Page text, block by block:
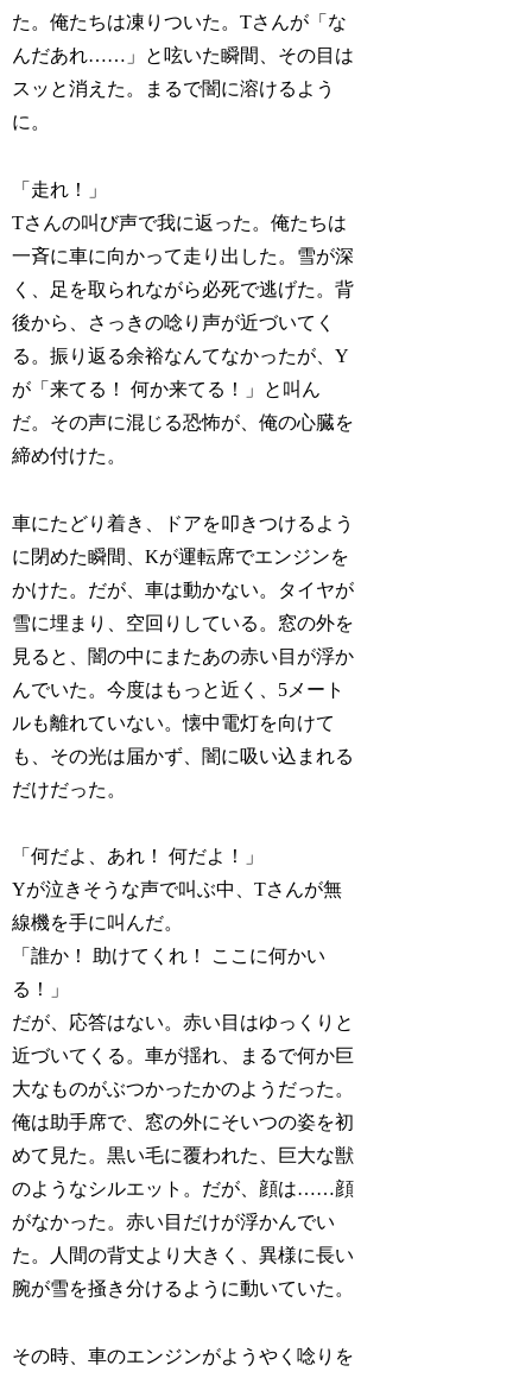
た。俺たちは凍りついた。Tさんが「な
んだあれ……」と呟いた瞬間、その目は
スッと消えた。まるで闇に溶けるよう
に。
「走れ！」
Tさんの叫び声で我に返った。俺たちは
一斉に車に向かって走り出した。雪が深
く、足を取られながら必死で逃げた。背
後から、さっきの唸り声が近づいてく
る。振り返る余裕なんてなかったが、Y
が「来てる！ 何か来てる！」と叫ん
だ。その声に混じる恐怖が、俺の心臓を
締め付けた。
車にたどり着き、ドアを叩きつけるよう
に閉めた瞬間、Kが運転席でエンジンを
かけた。だが、車は動かない。タイヤが
雪に埋まり、空回りしている。窓の外を
見ると、闇の中にまたあの赤い目が浮か
んでいた。今度はもっと近く、5メート
ルも離れていない。懐中電灯を向けて
も、その光は届かず、闇に吸い込まれる
だけだった。
「何だよ、あれ！ 何だよ！」
Yが泣きそうな声で叫ぶ中、Tさんが無
線機を手に叫んだ。
「誰か！ 助けてくれ！ ここに何かい
る！」
だが、応答はない。赤い目はゆっくりと
近づいてくる。車が揺れ、まるで何か巨
大なものがぶつかったかのようだった。
俺は助手席で、窓の外にそいつの姿を初
めて見た。黒い毛に覆われた、巨大な獣
のようなシルエット。だが、顔は……顔
がなかった。赤い目だけが浮かんでい
た。人間の背丈より大きく、異様に長い
腕が雪を掻き分けるように動いていた。
その時、車のエンジンがようやく唸りを